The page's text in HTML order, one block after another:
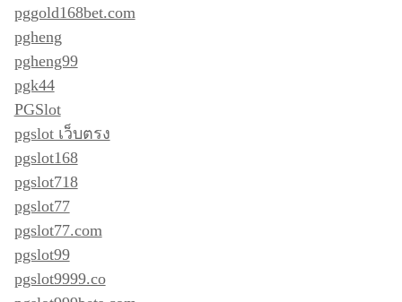
pggold168bet.com
pgheng
pgheng99
pgk44
PGSlot
pgslot เว็บตรง
pgslot168
pgslot718
pgslot77
pgslot77.com
pgslot99
pgslot9999.co